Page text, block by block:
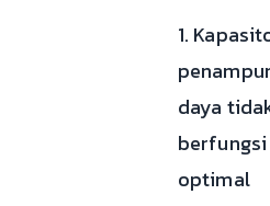
1.
daya
berfungsi
optimal